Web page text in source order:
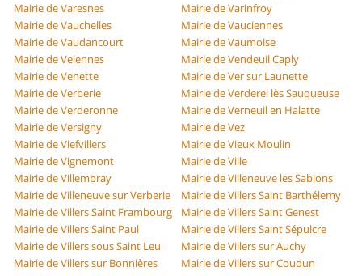
Mairie de Varesnes
Mairie de Varinfroy
Mairie de Vauchelles
Mairie de Vauciennes
Mairie de Vaudancourt
Mairie de Vaumoise
Mairie de Velennes
Mairie de Vendeuil Caply
Mairie de Venette
Mairie de Ver sur Launette
Mairie de Verberie
Mairie de Verderel lès Sauqueuse
Mairie de Verderonne
Mairie de Verneuil en Halatte
Mairie de Versigny
Mairie de Vez
Mairie de Viefvillers
Mairie de Vieux Moulin
Mairie de Vignemont
Mairie de Ville
Mairie de Villembray
Mairie de Villeneuve les Sablons
Mairie de Villeneuve sur Verberie
Mairie de Villers Saint Barthélemy
Mairie de Villers Saint Frambourg
Mairie de Villers Saint Genest
Mairie de Villers Saint Paul
Mairie de Villers Saint Sépulcre
Mairie de Villers sous Saint Leu
Mairie de Villers sur Auchy
Mairie de Villers sur Bonnières
Mairie de Villers sur Coudun